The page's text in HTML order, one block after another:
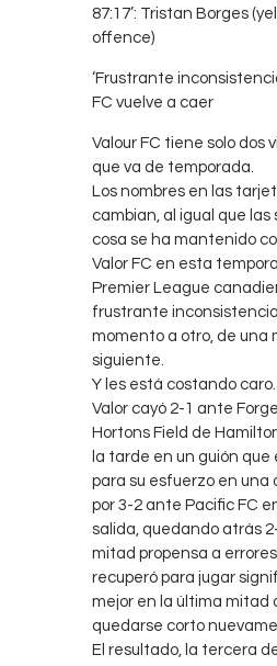
87:17’: Tristan Borges
offence)
‘Frustrante
FC vuelve a caer
Valour FC tiene solo dos
que va de temporada.
Los nombres en las
cambian, al igual que las
cosa se ha mantenido
Valor FC en esta
Premier League
frustrante
momento a otro, de una
siguiente.
Y les está costando caro.
Valor cayó 2-1 ante
Hortons Field de
la tarde en un guión que
para su esfuerzo en una
por 3-2 ante Pacific FC
salida, quedando atrás
mitad propensa a
recuperó para jugar
mejor en la última mitad
quedarse corto
El resultado, la tercera